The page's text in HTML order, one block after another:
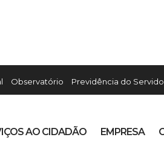
Observatório Previdência do
AO CIDADÃO EMPRESA